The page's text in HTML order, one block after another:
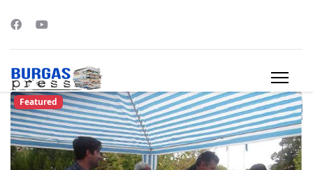
Featured